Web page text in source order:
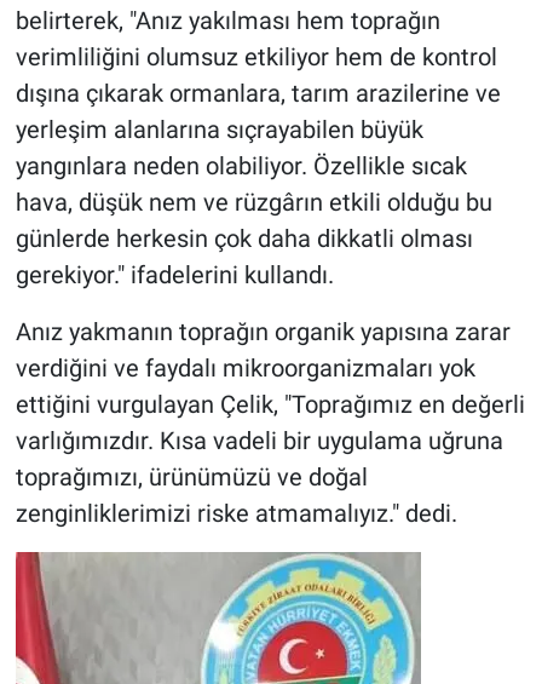
belirterek, "Anız yakılması hem toprağın
verimliliğini olumsuz etkiliyor hem de kontrol
dışına çıkarak ormanlara, tarım arazilerine ve
yerleşim alanlarına sıçrayabilen büyük
yangınlara neden olabiliyor. Özellikle sıcak
hava, düşük nem ve rüzgârın etkili olduğu bu
günlerde herkesin çok daha dikkatli olması
gerekiyor." ifadelerini kullandı.
Anız yakmanın toprağın organik yapısına zarar
verdiğini ve faydalı mikroorganizmaları yok
ettiğini vurgulayan Çelik, "Toprağımız en değerli
varlığımızdır. Kısa vadeli bir uygulama uğruna
toprağımızı, ürünümüzü ve doğal
zenginliklerimizi riske atmamalıyız." dedi.